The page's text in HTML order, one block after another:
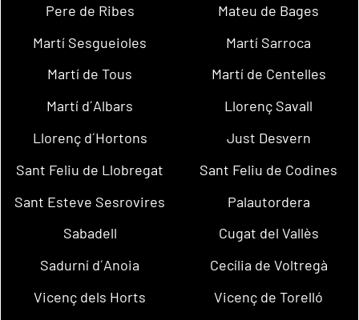
Pere de Ribes
Mateu de Bages
Martí Sesgueioles
Martí Sarroca
Martí de Tous
Martí de Centelles
Martí d´Albars
Llorenç Savall
Llorenç d´Hortons
Just Desvern
Sant Feliu de Llobregat
Sant Feliu de Codines
Sant Esteve Sesrovires
Palautordera
Sabadell
Cugat del Vallès
Sadurní d´Anoia
Cecília de Voltregà
Vicenç dels Horts
Vicenç de Torelló